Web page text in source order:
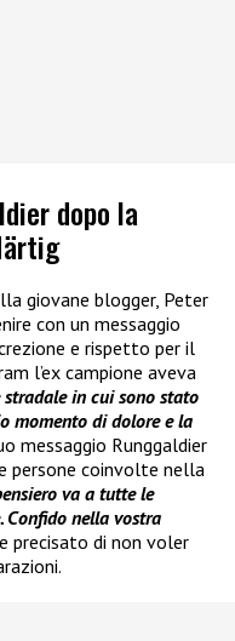
dopo la
giovane blogger, Peter
con un messaggio
e rispetto per il
l’ex campione aveva
in cui sono stato
momento di dolore e la
messaggio Runggaldier
persone coinvolte nella
va a tutte le
nella vostra
precisato di non voler